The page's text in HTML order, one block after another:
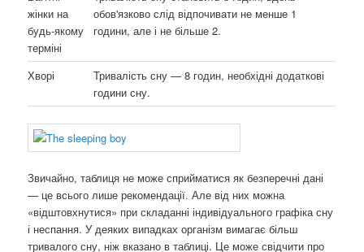
жінки на
будь-якому
терміні
обов'язково слід відпочивати не менше 1
години, але і не більше 2.
Хворі
Тривалість сну — 8 годин, необхідні додаткові
години сну.
Звичайно, таблиця не може сприйматися як безперечні дані
— це всього лише рекомендації. Але від них можна
«відштовхнутися» при складанні індивідуального графіка сну
і неспання. У деяких випадках організм вимагає більш
тривалого сну, ніж вказано в таблиці. Це може свідчити про